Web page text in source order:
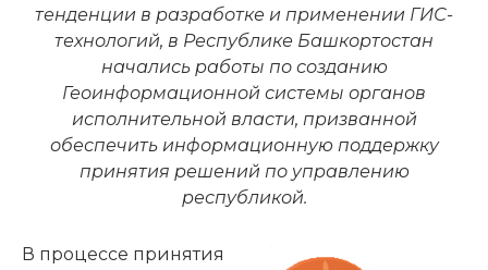
тенденции в разработке и применении ГИС-
технологий, в Республике Башкортостан
начались работы по созданию
Геоинформационной системы органов
исполнительной власти, призванной
обеспечить информационную поддержку
принятия решений по управлению
республикой.
В процессе принятия